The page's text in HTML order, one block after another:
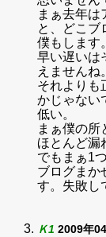
まぁ去年は
と、どこブ
僕もします。
早い遅いは
えませんね。
それよりも
かじゃない
低い。
まぁ僕の所
ほとんど漏
でもまぁ1
ブログまか
す。失敗し
Ｋ1 2009年